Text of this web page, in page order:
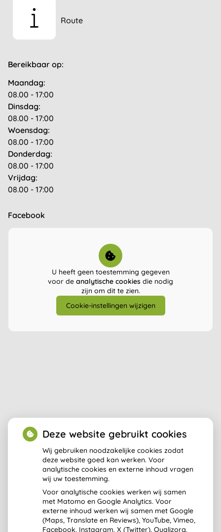
Route
Bereikbaar op:
Maandag:
08.00 - 17:00
Dinsdag:
08.00 - 17:00
Woensdag:
08.00 - 17:00
Donderdag:
08.00 - 17:00
Vrijdag:
08.00 - 17:00
Facebook
U heeft geen toestemming gegeven
voor de analytische cookies die nodig
zijn om dit te zien.
Cookie-instellingen wijzigen
Aangesloten bij:
Deze website gebruikt cookies
Wij gebruiken noodzakelijke cookies zodat
deze website goed kan werken. Voor
analytische cookies en externe inhoud vragen
wij uw toestemming.
Voor analytische cookies werken wij samen
met Matomo en Google Analytics. Voor
externe inhoud werken wij samen met Google
(Maps, Translate en Reviews), YouTube, Vimeo,
Facebook, Instagram, X (Twitter), Qualizorg,